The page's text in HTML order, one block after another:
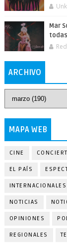
Mar
ARCHIVO
MAPA WEB
CINE
EL PAÍS
INTERNACIONALES
NOTICIAS
OPINIONES
REGIONALES